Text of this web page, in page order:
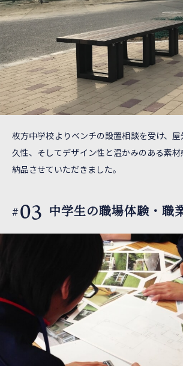
枚方中学校よりベンチの設置相談を受け、
久性、そしてデザイン性と温かみのある素材
納品させていただきました。
#03 中学生の職場体験・職